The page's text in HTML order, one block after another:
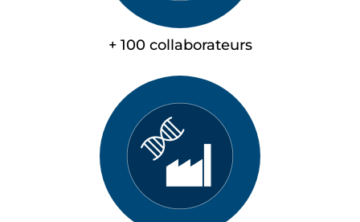
+ 100 collaborateurs